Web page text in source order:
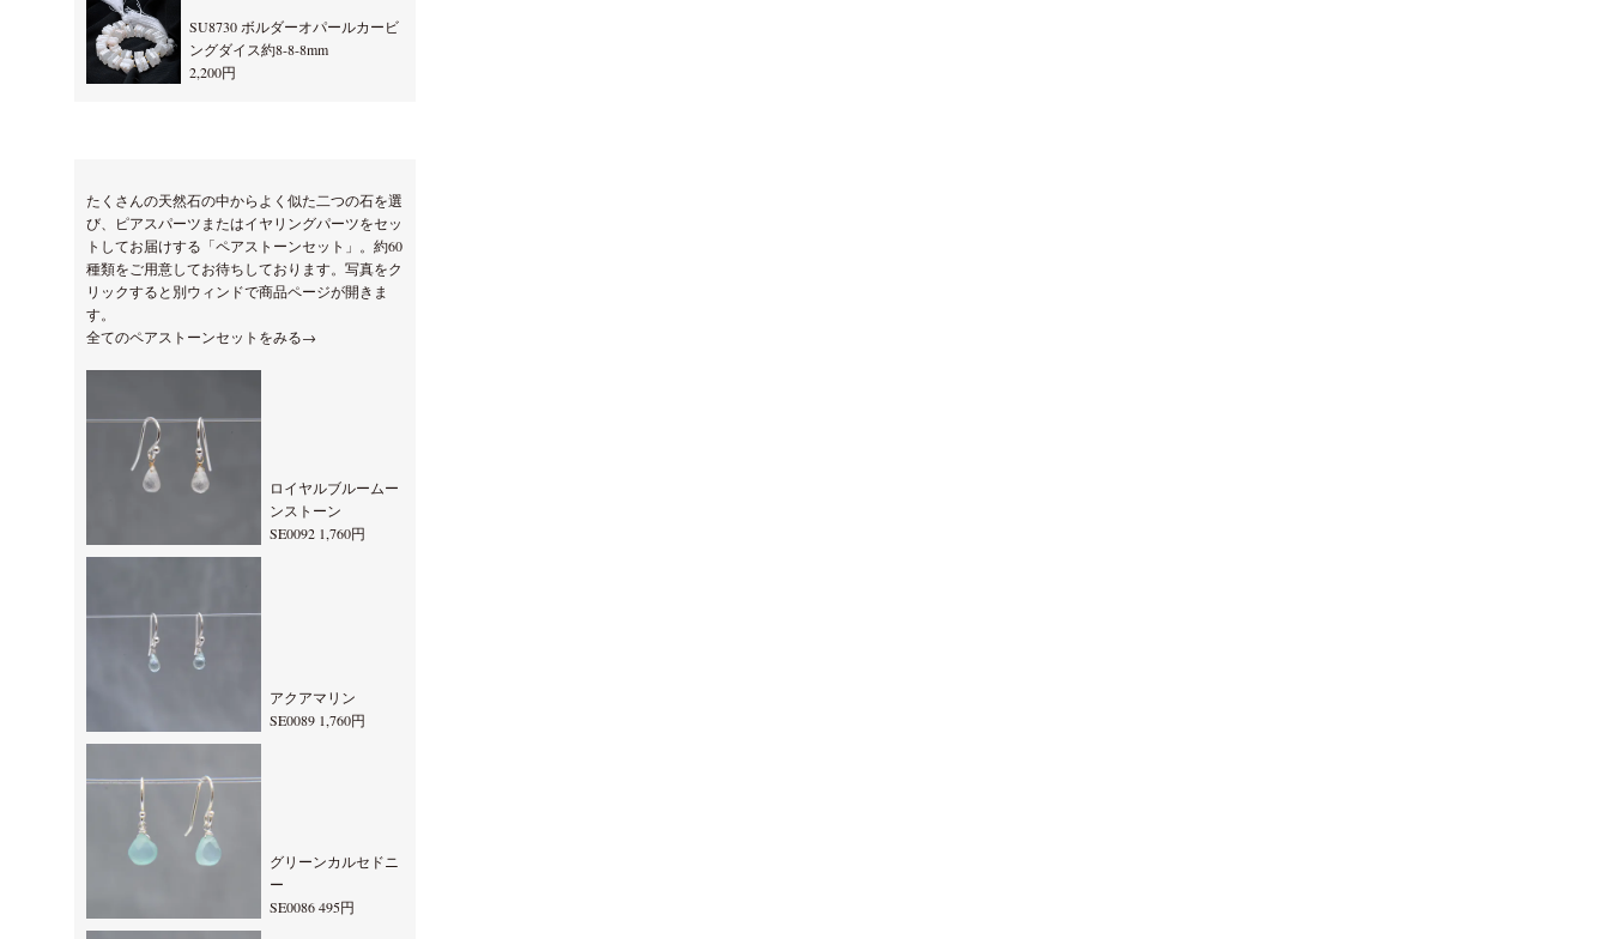
SU8730 ボルダーオパールカービ
ングダイス約8-8-8mm
2,200円
たくさんの天然石の中からよく似た二つの石を選
び、ピアスパーツまたはイヤリングパーツをセッ
トしてお届けする「ペアストーンセット」。約60
種類をご用意してお待ちしております。写真をク
リックすると別ウィンドで商品ページが開きま
す。
全てのペアストーンセットをみる→
ロイヤルブルームー
ンストーン
SE0092 1,760円
アクアマリン
SE0089 1,760円
グリーンカルセドニ
ー
SE0086 495円